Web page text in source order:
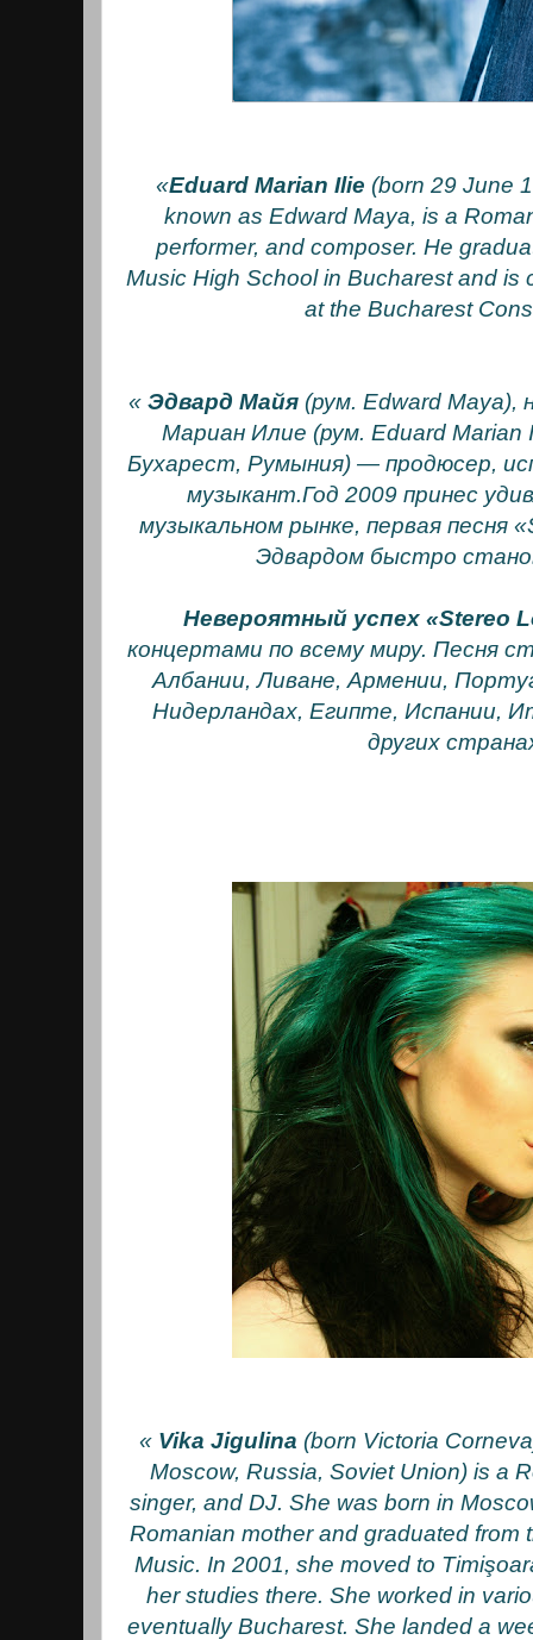
«Eduard Marian Ilie (born 29 June
known as Edward Maya, is a
performer, and composer. He
Music High School in Bucharest and is
at the Bucharest
«Эдвард Майя (рум. Edward
Мариан Илие (рум. Eduard Marian
Бухарест, Румыния) — продюсер,
музыкант.Год 2009 принес
музыкальном рынке, первая песня
Эдвардом быстро
Невероятный успех «Stereo
концертами по всему миру. Песня
Албании, Ливане, Армении,
Нидерландах, Египте, Испании,
других
« Vika Jigulina (born Victoria
Moscow, Russia, Soviet Union) is a
singer, and DJ. She was born in
Romanian mother and graduated from
Music. In 2001, she moved to
her studies there. She worked in
eventually Bucharest. She landed a